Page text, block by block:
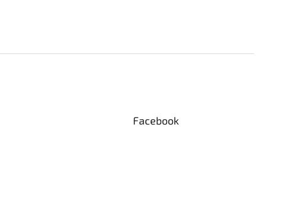
Facebook